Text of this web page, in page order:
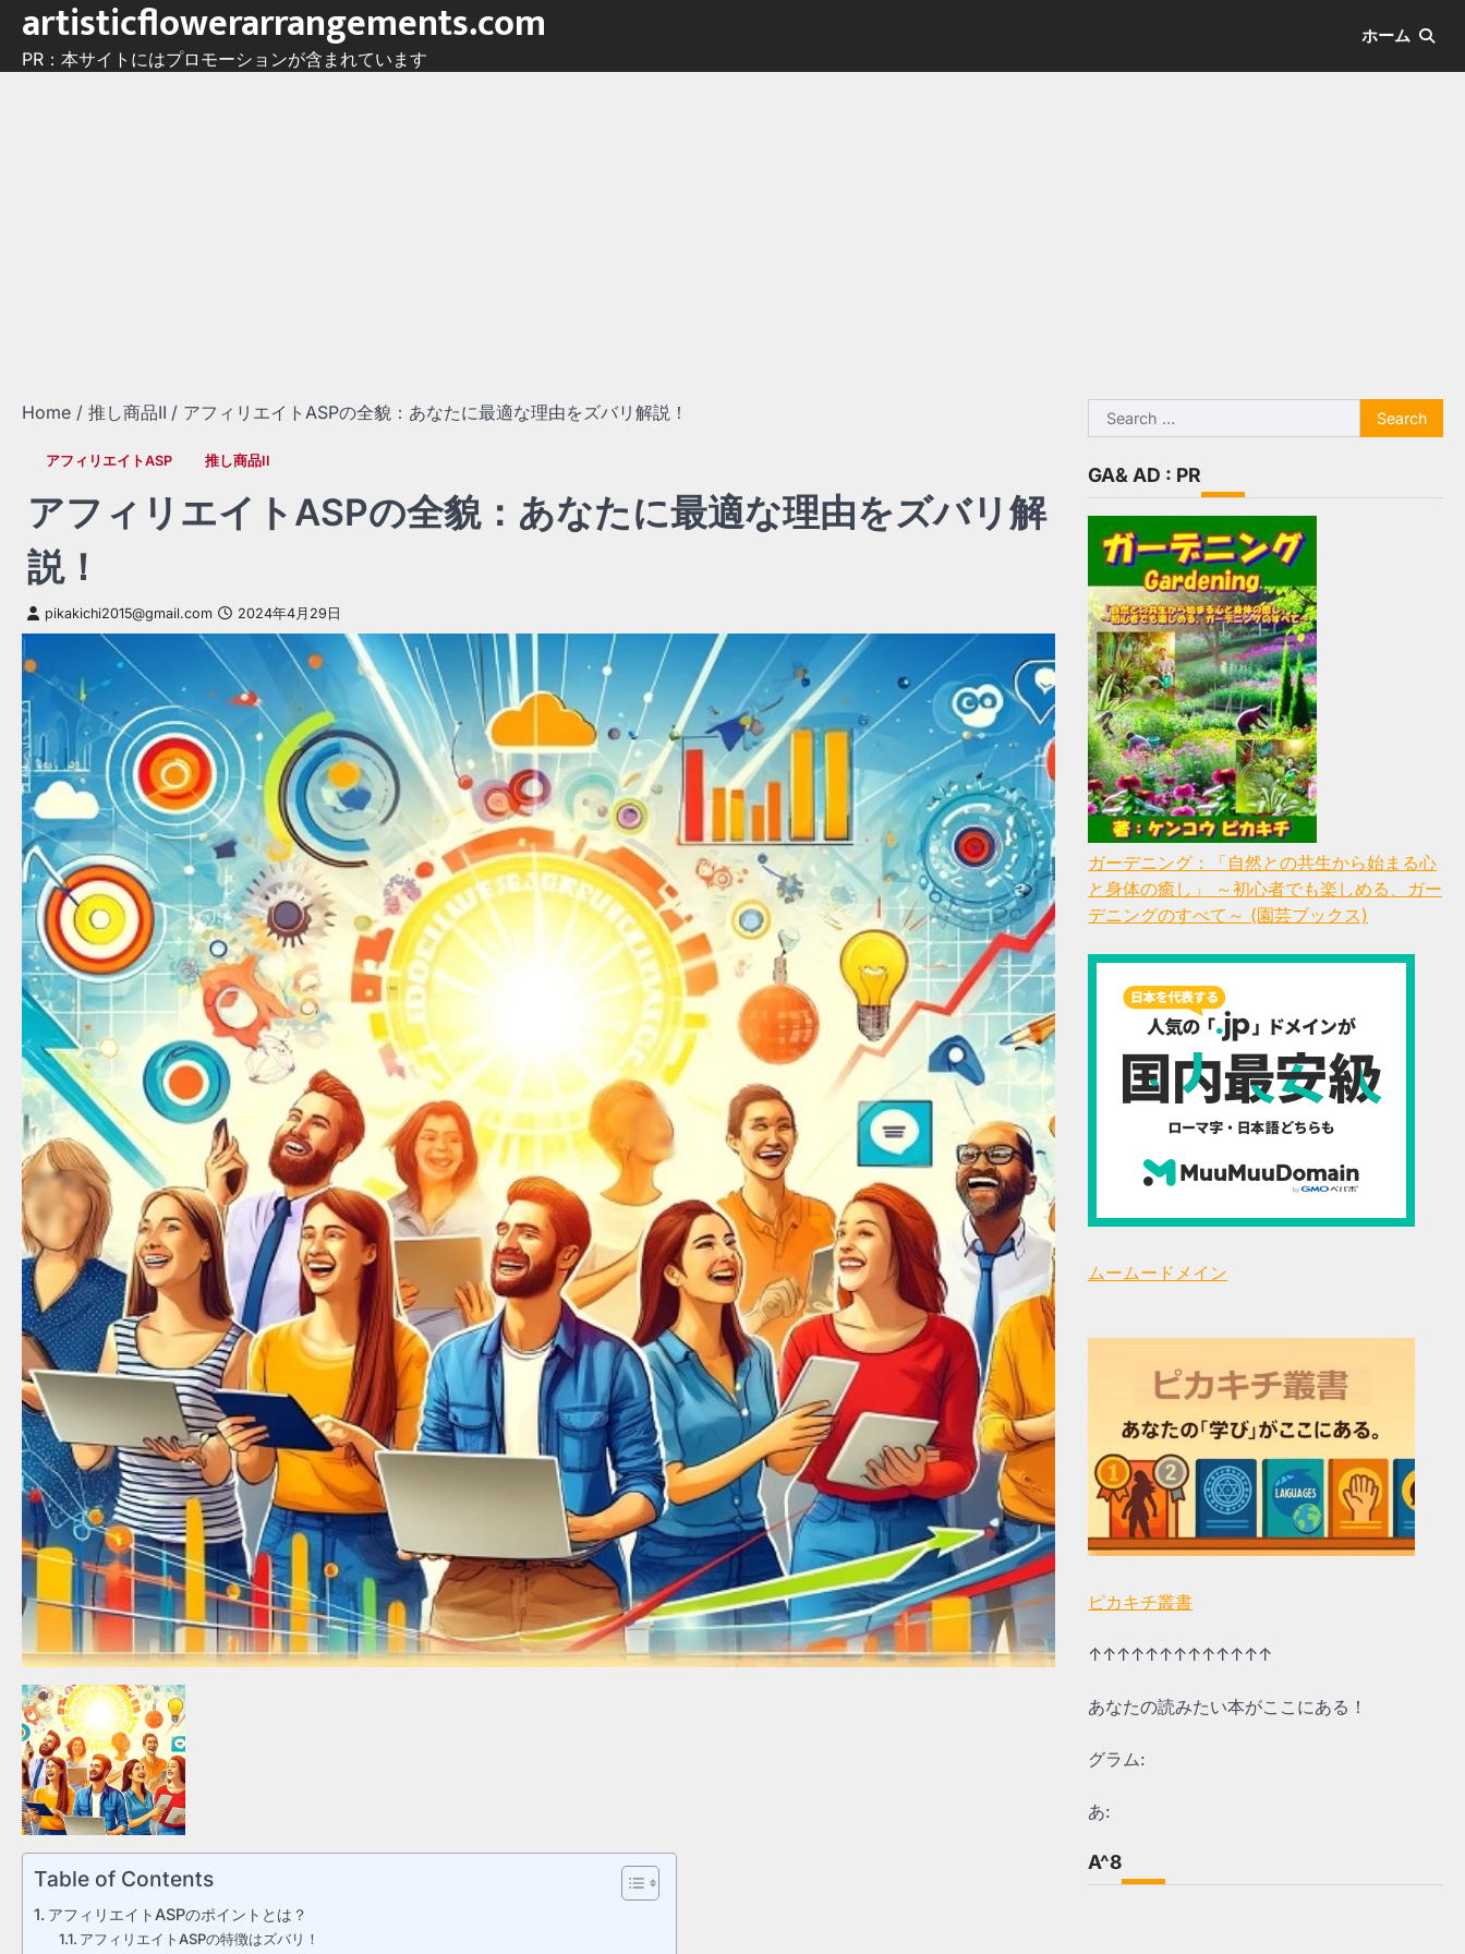
Skip
content
artisticflowerarrangements.com
PR：本サイトにはプロモーションが含まれています
ホーム
Home 推し商品II アフィリエイトASPの全貌：あなたに最適な理由をズバリ解説！
アフィリエイトASP 推し商品II
アフィリエイトASPの全貌：あなたに最適な理由をズバリ解
説！
pikakichi2015@gmail.com 2024年4月29日
Table of Contents
アフィリエイトASPのポイントとは？
アフィリエイトASPの特徴はズバリ！
Search
for:
GA& AD : PR
ガーデニング：「自然との共生から始まる心
と身体の癒し」 ～初心者でも楽しめる、ガー
デニングのすべて～ (園芸ブックス)
ムームードメイン
ピカキチ叢書
↑↑↑↑↑↑↑↑↑↑↑↑↑
あなたの読みたい本がここにある！
グラム:
あ:
A^8